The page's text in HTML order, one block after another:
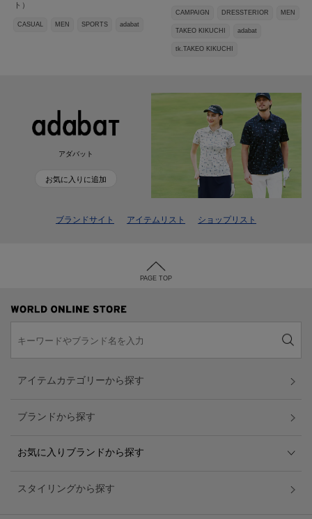
ト）
CASUAL MEN SPORTS adabat
CAMPAIGN DRESSTERIOR MEN
TAKEO KIKUCHI adabat
tk.TAKEO KIKUCHI
アダバット
お気に入りに追加
ブランドサイト アイテムリスト ショップリスト
PAGE TOP
アイテムカテゴリーから探す
ブランドから探す
お気に入りブランドから探す
スタイリングから探す